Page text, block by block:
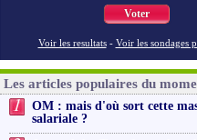
Voter
Voir les resultats - Voir les sondages
Les articles populaires du
1
OM : mais d'où sort cette
salariale ?